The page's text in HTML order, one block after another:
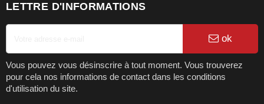
LETTRE D'INFORMATIONS
ok
Vous pouvez vous désinscrire à tout moment. Vous trouverez
pour cela nos informations de contact dans les conditions
d'utilisation du site.